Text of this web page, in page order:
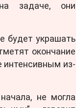
задаче, они
будет украшать
окончание
интенсивным из-
не могла